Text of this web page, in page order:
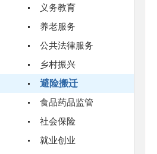
义务教育
养老服务
公共法律服务
乡村振兴
避险搬迁
食品药品监管
社会保险
就业创业